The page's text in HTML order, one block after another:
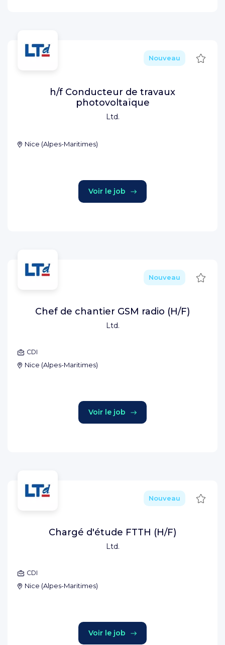
Ltd.
Nouveau
h/f Conducteur de travaux
photovoltaïque
Nice (Alpes-Maritimes)
Voir le job
Ltd.
Nouveau
Chef de chantier GSM radio (H/F)
CDI
Nice (Alpes-Maritimes)
Voir le job
Ltd.
Nouveau
Chargé d'étude FTTH (H/F)
CDI
Nice (Alpes-Maritimes)
Voir le job